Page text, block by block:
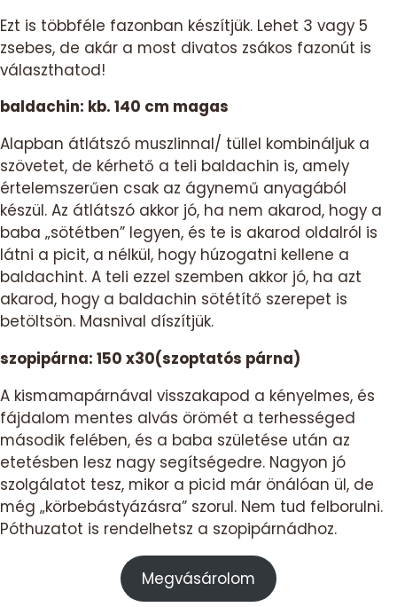
Ezt is többféle fazonban készítjük. Lehet 3 vagy 5
zsebes, de akár a most divatos zsákos fazonút is
választhatod!
baldachin: kb. 140 cm magas
Alapban átlátszó muszlinnal/ tüllel kombináljuk a
szövetet, de kérhető a teli baldachin is, amely
értelemszerűen csak az ágynemű anyagából
készül. Az átlátszó akkor jó, ha nem akarod, hogy a
baba „sötétben” legyen, és te is akarod oldalról is
látni a picit, a nélkül, hogy húzogatni kellene a
baldachint. A teli ezzel szemben akkor jó, ha azt
akarod, hogy a baldachin sötétítő szerepet is
betöltsön. Masnival díszítjük.
szopipárna: 150 x30(szoptatós párna)
A kismamapárnával visszakapod a kényelmes, és
fájdalom mentes alvás örömét a terhességed
második felében, és a baba születése után az
etetésben lesz nagy segítségedre. Nagyon jó
szolgálatot tesz, mikor a picid már önálóan ül, de
még „körbebástyázásra” szorul. Nem tud felborulni.
Póthuzatot is rendelhetsz a szopipárnádhoz.
Megvásárolom